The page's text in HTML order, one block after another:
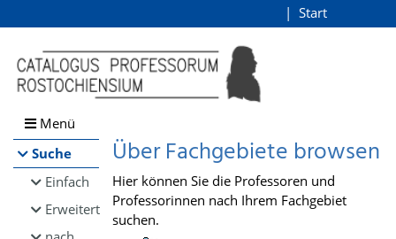
Browsen
direkt zum Inhalt
Start
Menü
Suche
Einfach
Erweitert
Über Fachgebiete browsen
Hier können Sie die Professoren und
Professorinnen nach Ihrem Fachgebiet
suchen.